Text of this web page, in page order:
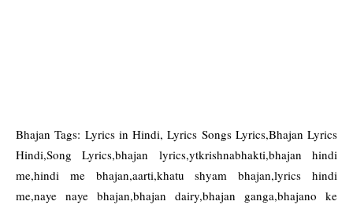
Bhajan Tags: Lyrics in Hindi, Lyrics Songs Lyrics,Bhajan Lyrics
Hindi,Song Lyrics,bhajan lyrics,ytkrishnabhakti,bhajan hindi
me,hindi me bhajan,aarti,khatu shyam bhajan,lyrics hindi
me,naye naye bhajan,bhajan dairy,bhajan ganga,bhajano ke